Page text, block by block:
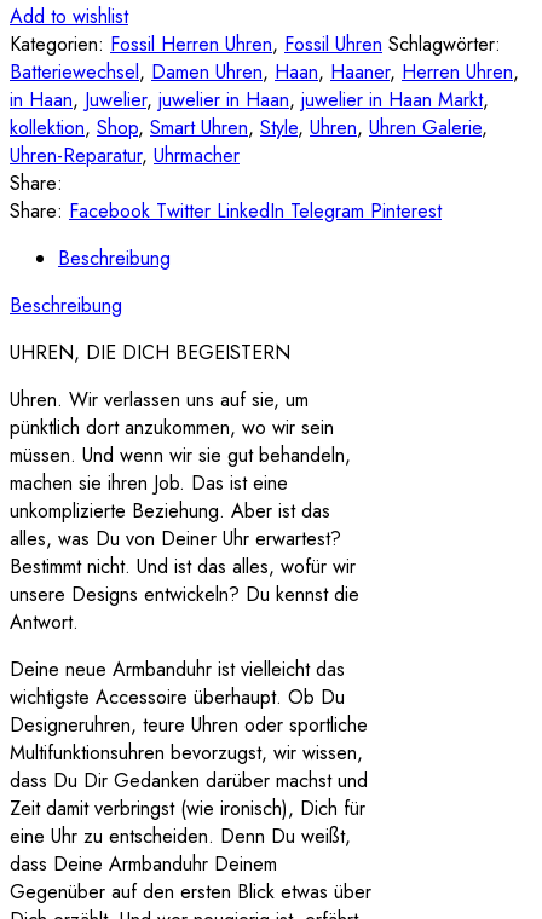
Add to wishlist
Kategorien: Fossil Herren Uhren, Fossil Uhren Schlagwörter:
Batteriewechsel, Damen Uhren, Haan, Haaner, Herren Uhren,
in Haan, Juwelier, juwelier in Haan, juwelier in Haan Markt,
kollektion, Shop, Smart Uhren, Style, Uhren, Uhren Galerie,
Uhren-Reparatur, Uhrmacher
Share:
Share: Facebook Twitter LinkedIn Telegram Pinterest
Beschreibung
Beschreibung
UHREN, DIE DICH BEGEISTERN
Uhren. Wir verlassen uns auf sie, um
pünktlich dort anzukommen, wo wir sein
müssen. Und wenn wir sie gut behandeln,
machen sie ihren Job. Das ist eine
unkomplizierte Beziehung. Aber ist das
alles, was Du von Deiner Uhr erwartest?
Bestimmt nicht. Und ist das alles, wofür wir
unsere Designs entwickeln? Du kennst die
Antwort.
Deine neue Armbanduhr ist vielleicht das
wichtigste Accessoire überhaupt. Ob Du
Designeruhren, teure Uhren oder sportliche
Multifunktionsuhren bevorzugst, wir wissen,
dass Du Dir Gedanken darüber machst und
Zeit damit verbringst (wie ironisch), Dich für
eine Uhr zu entscheiden. Denn Du weißt,
dass Deine Armbanduhr Deinem
Gegenüber auf den ersten Blick etwas über